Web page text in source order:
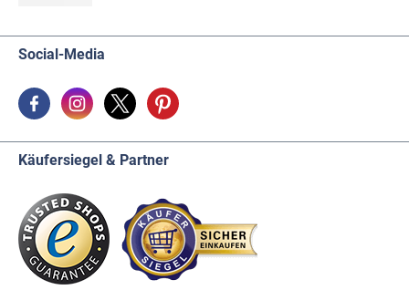
Social-Media
Käufersiegel & Partner